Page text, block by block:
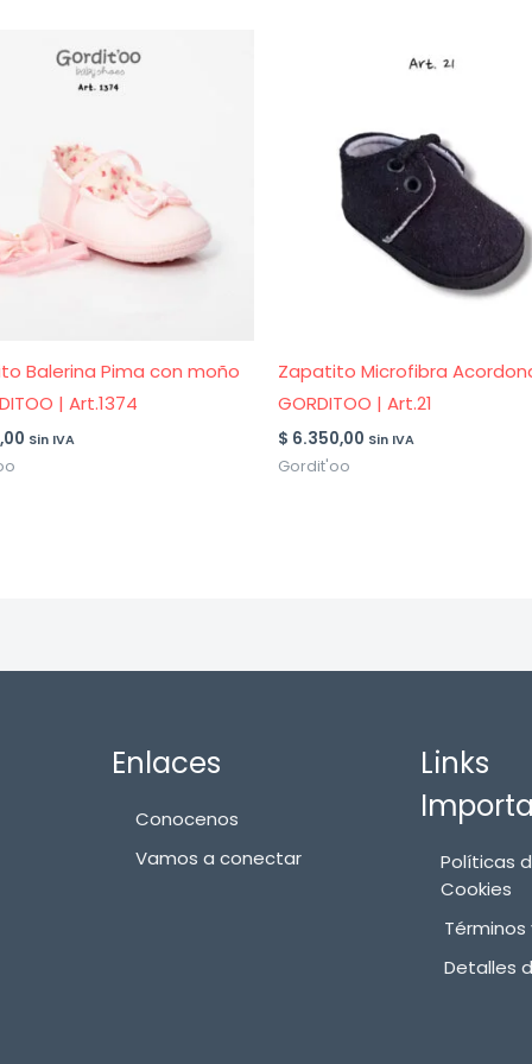
Balerina Pima con moño
| Art.1374
Sin IVA
Zapatito Microfibra
GORDITOO | Art.21
$ 6.350,00 Sin IVA
Gordit'oo
Enlaces
Conocenos
Vamos a conectar
Links
Políticas
Cookies
Detalles